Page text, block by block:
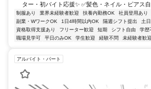
ター・初バイト応援✨ ✅髪色・ネイル・ピアス自
制服あり 業界未経験者歓迎 扶養内勤務OK 社員登用あり
副業・WワークOK
1日4時間以内OK 隔週シフト提出
土
資格取得支援あり
フリーター歓迎 短期 シフト自由 学歴
職場見学可
平日のみOK 学生歓迎 経験不問 未経験者歓迎
アルバイト・パート